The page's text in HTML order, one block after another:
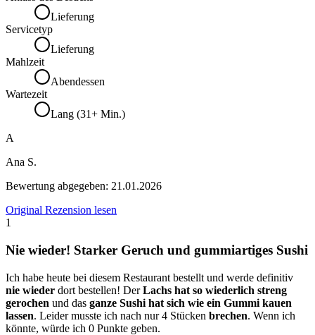
Lieferung
Servicetyp
Lieferung
Mahlzeit
Abendessen
Wartezeit
Lang (31+ Min.)
A
Ana S.
Bewertung abgegeben: 21.01.2026
Original Rezension lesen
1
Nie wieder! Starker Geruch und gummiartiges Sushi
Ich habe heute bei diesem Restaurant bestellt und werde definitiv
nie wieder dort bestellen! DerLachs hat so wiederlich streng
gerochen und das ganze Sushi hat sich wie ein Gummi kauen
lassen. Leider musste ich nach nur 4 Stücken brechen. Wenn ich
könnte, würde ich 0 Punkte geben.